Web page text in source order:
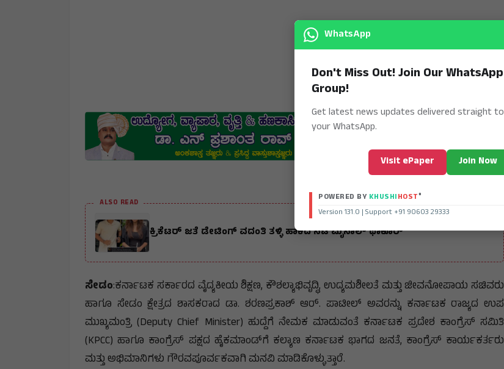
ALSO READ
ಕ್ರಿಕೆಟರ್ ಜತೆ ಡೇಟಿಂಗ್ ವದಂತಿ ತಳ್ಳಿ ಹಾಕಿದ ನಟಿ ಮೃನಾಲ್ ಥಾಕೂರ್
ಸೇಡಂ:ಕರ್ನಾಟಕ ಸರ್ಕಾರದ ವೈದ್ಯಕೀಯ ಶಿಕ್ಷಣ, ಕೌಶಲ್ಯಾಭಿವೃದ್ಧಿ, ಉದ್ಯಮಶೀಲತೆ ಮತ್ತು ಜೀವನೋಪಾಯ ಸಚಿವರು
ಹಾಗೂ ಸೇಡಂ ಕ್ಷೇತ್ರದ ಶಾಸಕರಾದ ಡಾ. ಶರಣಪ್ರಕಾಶ್ ಆರ್. ಪಾಟೀಲ್ ಅವರನ್ನು ಕರ್ನಾಟಕ ರಾಜ್ಯದ ಉಪ
ಮುಖ್ಯಮಂತ್ರಿ (Deputy Chief Minister) ಹುದ್ದೆಗೆ ನೇಮಕ ಮಾಡುವಂತೆ ಕರ್ನಾಟಕ ಪ್ರದೇಶ ಕಾಂಗ್ರೆಸ್ ಸಮಿತಿ
(KPCC) ಹಾಗೂ ಕಾಂಗ್ರೆಸ್ ಪಕ್ಷದ ಹೈಕಮಾಂಡ್‌ಗೆ ಕಲ್ಯಾಣ ಕರ್ನಾಟಕ ಭಾಗದ ಜನತೆ, ಕಾಂಗ್ರೆಸ್ ಕಾರ್ಯಕರ್ತರು
ಮತ್ತು ಅಭಿಮಾನಿಗಳು ಗೌರವಪೂರ್ವಕವಾಗಿ ಮನವಿ ಮಾಡಿಕೊಳ್ಳುತ್ತಾರೆ.
WhatsApp
Don't Miss Out! Join Our WhatsApp
Group!
Get latest news updates delivered straight to
your WhatsApp.
Visit ePaper Join Now
POWERED BY KHUSHIHOST®
Version 131.0 | Support +91 90603 29333